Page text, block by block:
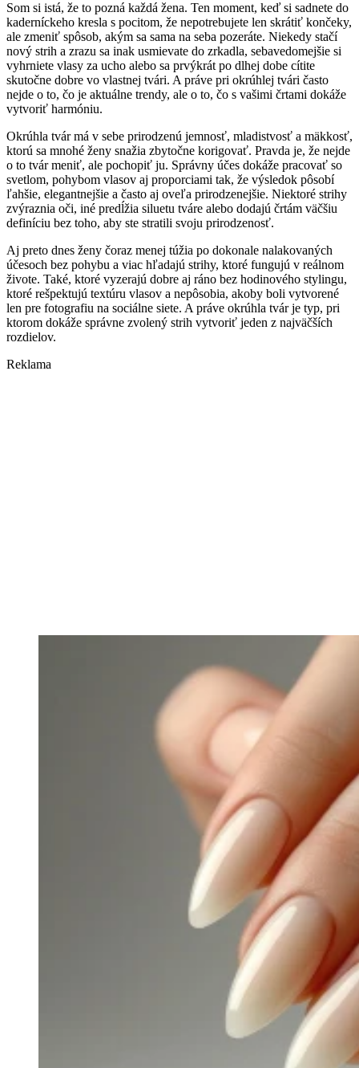
Som si istá, že to pozná každá žena. Ten moment, keď si sadnete do
kaderníckeho kresla s pocitom, že nepotrebujete len skrátiť končeky,
ale zmeniť spôsob, akým sa sama na seba pozeráte. Niekedy stačí
nový strih a zrazu sa inak usmievate do zrkadla, sebavedomejšie si
vyhrniete vlasy za ucho alebo sa prvýkrát po dlhej dobe cítite
skutočne dobre vo vlastnej tvári. A práve pri okrúhlej tvári často
nejde o to, čo je aktuálne trendy, ale o to, čo s vašimi črtami dokáže
vytvoriť harmóniu.
Okrúhla tvár má v sebe prirodzenú jemnosť, mladistvosť a mäkkosť,
ktorú sa mnohé ženy snažia zbytočne korigovať. Pravda je, že nejde
o to tvár meniť, ale pochopiť ju. Správny účes dokáže pracovať so
svetlom, pohybom vlasov aj proporciami tak, že výsledok pôsobí
ľahšie, elegantnejšie a často aj oveľa prirodzenejšie. Niektoré strihy
zvýraznia oči, iné predĺžia siluetu tváre alebo dodajú črtám väčšiu
definíciu bez toho, aby ste stratili svoju prirodzenosť.
Aj preto dnes ženy čoraz menej túžia po dokonale nalakovaných
účesoch bez pohybu a viac hľadajú strihy, ktoré fungujú v reálnom
živote. Také, ktoré vyzerajú dobre aj ráno bez hodinového stylingu,
ktoré rešpektujú textúru vlasov a nepôsobia, akoby boli vytvorené
len pre fotografiu na sociálne siete. A práve okrúhla tvár je typ, pri
ktorom dokáže správne zvolený strih vytvoriť jeden z najväčších
rozdielov.
Reklama